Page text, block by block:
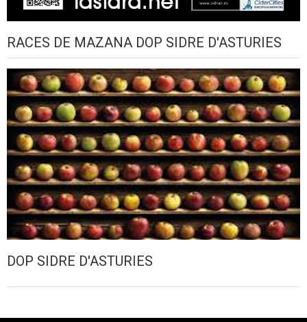
RACES DE MAZANA DOP SIDRE D'ASTURIES
DOP SIDRE D'ASTURIES